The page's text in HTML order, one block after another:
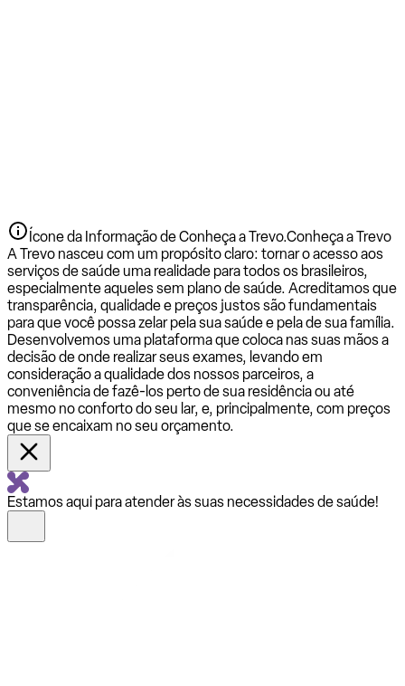
Ícone da Informação de Conheça a Trevo.Conheça a Trevo
A Trevo nasceu com um propósito claro: tornar o acesso aos
serviços de saúde uma realidade para todos os brasileiros,
especialmente aqueles sem plano de saúde. Acreditamos que
transparência, qualidade e preços justos são fundamentais
para que você possa zelar pela sua saúde e pela de sua família.
Desenvolvemos uma plataforma que coloca nas suas mãos a
decisão de onde realizar seus exames, levando em
consideração a qualidade dos nossos parceiros, a
conveniência de fazê-los perto de sua residência ou até
mesmo no conforto do seu lar, e, principalmente, com preços
que se encaixam no seu orçamento.
Estamos aqui para atender às suas necessidades de saúde!